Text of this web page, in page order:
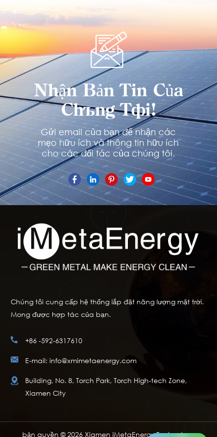
TÌM HIỂU
Nhận Bản Tin Của
Chúng Tôi!
Gửi email của bạn để nhận các
mẹo hữu ích và thông tin hữu ích
cho các đối tác của chúng tôi.
Chúng tôi cung cấp hệ thống lắp đặt năng lượng mặt trời.
Mong được hợp tác của bạn.
+86 -592-6317610
E-mail: info@xmimetaenergy.com
Building, No. 8, Torch Park, Torch High-tech Zone,
Xiamen City
bản quyền © 2026 Xiamen iMetaEnergy Technology